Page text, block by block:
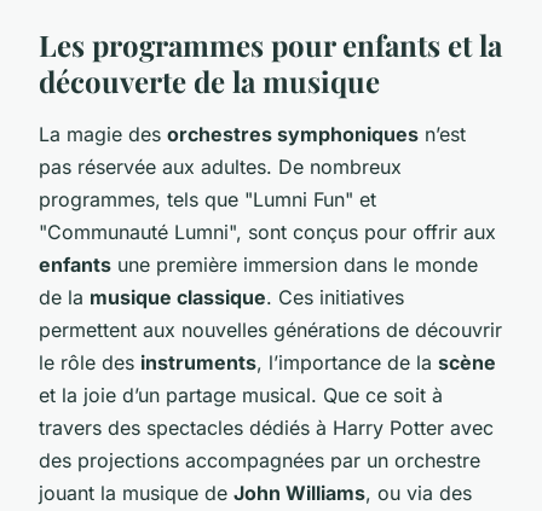
Les programmes pour enfants et la
découverte de la musique
La magie des orchestres symphoniques n’est
pas réservée aux adultes. De nombreux
programmes, tels que "Lumni Fun" et
"Communauté Lumni", sont conçus pour offrir aux
enfants une première immersion dans le monde
de la musique classique. Ces initiatives
permettent aux nouvelles générations de découvrir
le rôle des instruments, l’importance de la scène
et la joie d’un partage musical. Que ce soit à
travers des spectacles dédiés à Harry Potter avec
des projections accompagnées par un orchestre
jouant la musique de John Williams, ou via des